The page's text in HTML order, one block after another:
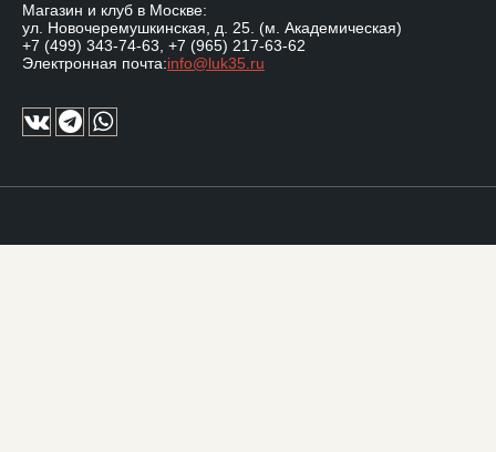
Магазин и клуб в Москве:
ул. Новочеремушкинская, д. 25. (м. Академическая)
+7 (499) 343-74-63 +7 (965) 217-63-62
Электронная почта:info@luk35.ru